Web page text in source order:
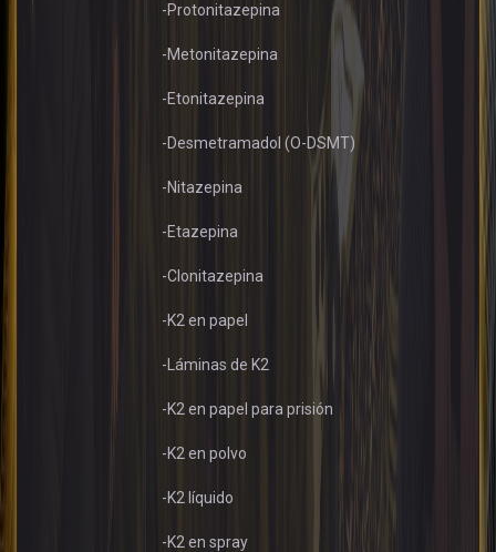
-Protonitazepina
-Metonitazepina
-Etonitazepina
-Desmetramadol (O-DSMT)
-Nitazepina
-Etazepina
-Clonitazepina
-K2 en papel
-Láminas de K2
-K2 en papel para prisión
-K2 en polvo
-K2 líquido
-K2 en spray